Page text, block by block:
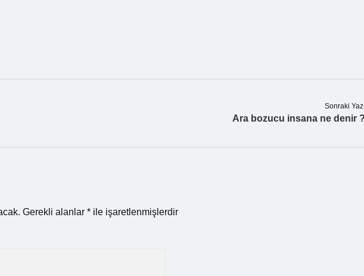
Sonraki
Ara bozucu insana ne denir
Gerekli alanlar * ile işaretlenmişlerdir